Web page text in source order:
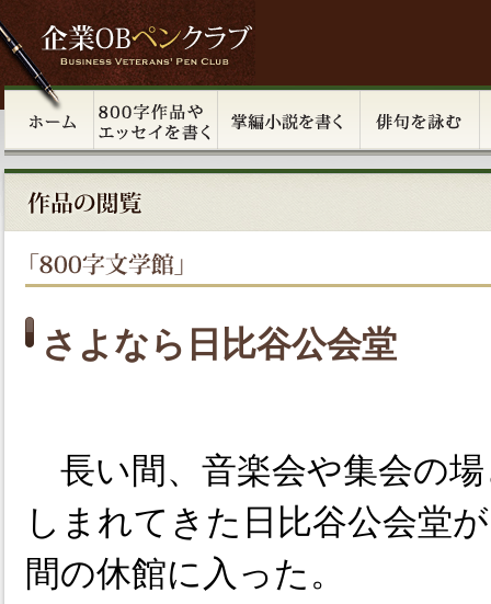
さよなら日比谷公会堂
長い間、音楽会や集会の
しまれてきた日比谷公会堂
間の休館に入った。